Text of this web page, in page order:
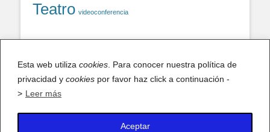
Esta web utiliza cookies . Para conocer nuestra política de
privacidad y cookies por favor haz click a continuación -
> Leer más
Aceptar
Teatro videoconferencia
Facebook